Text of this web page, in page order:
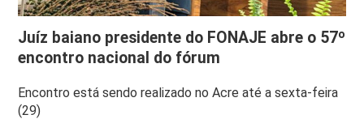
Juíz baiano presidente do FONAJE abre o 57º
encontro nacional do fórum
Encontro está sendo realizado no Acre até a sexta-feira
(29)